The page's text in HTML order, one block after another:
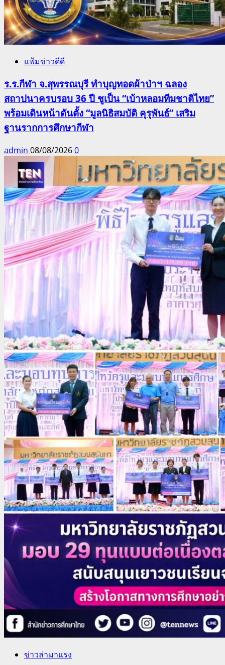
แฟ้มข่าวดีดี
ร.ร.กีฬา จ.สุพรรณบุรี ทำบุญทอดผ้าป่าฯ ฉลอง
สถาปนาครบรอบ 36 ปี ชูเป็น “เบ้าหลอมทีมชาติไทย”
พร้อมเดินหน้าดันตั้ง “มูลนิธิสมบัติ คุรุพันธ์” เสริม
ฐานรากการศึกษากีฬา
admin 08/08/20260
ข่าวล่ามาแรง